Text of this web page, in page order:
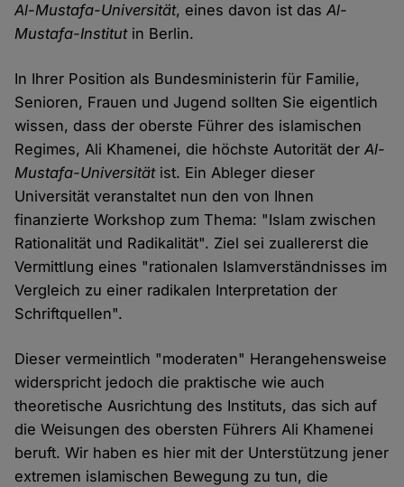
Al-Mustafa-Universität, eines davon ist dasAl-
Mustafa-Institutin Berlin.
In Ihrer Position als Bundesministerin für Familie,
Senioren, Frauen und Jugend sollten Sie eigentlich
wissen, dass der oberste Führer des islamischen
Regimes, Ali Khamenei, die höchste Autorität derAl-
Mustafa-Universitätist. Ein Ableger dieser
Universität veranstaltet nun den von Ihnen
finanzierte Workshop zum Thema: "Islam zwischen
Rationalität und Radikalität". Ziel sei zuallererst die
Vermittlung eines "rationalen Islamverständnisses im
Vergleich zu einer radikalen Interpretation der
Schriftquellen".
Dieser vermeintlich "moderaten" Herangehensweise
widerspricht jedoch die praktische wie auch
theoretische Ausrichtung des Instituts, das sich auf
die Weisungen des obersten Führers Ali Khamenei
beruft. Wir haben es hier mit der Unterstützung jener
extremen islamischen Bewegung zu tun, die